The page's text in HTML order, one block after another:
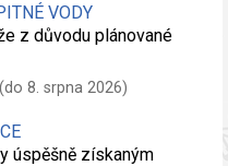
VODY
z důvodu plánované
8. srpna 2026)
úspěšně získaným